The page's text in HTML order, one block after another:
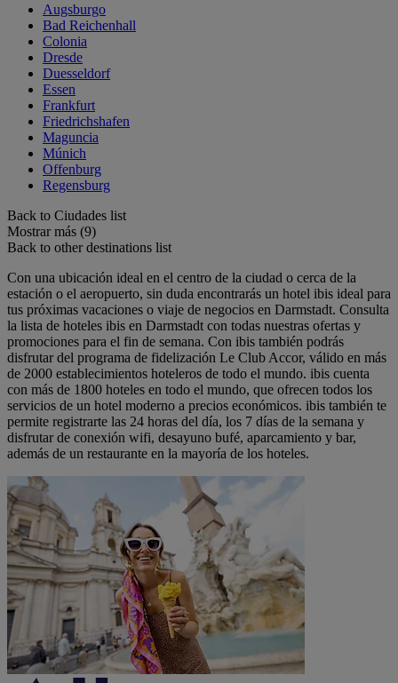
Augsburgo
Bad Reichenhall
Colonia
Dresde
Duesseldorf
Essen
Frankfurt
Friedrichshafen
Maguncia
Múnich
Offenburg
Regensburg
Back to Ciudades list
Mostrar más (9)
Back to other destinations list
Con una ubicación ideal en el centro de la ciudad o cerca de la
estación o el aeropuerto, sin duda encontrarás un hotel ibis ideal para
tus próximas vacaciones o viaje de negocios en Darmstadt. Consulta
la lista de hoteles ibis en Darmstadt con todas nuestras ofertas y
promociones para el fin de semana. Con ibis también podrás
disfrutar del programa de fidelización Le Club Accor, válido en más
de 2000 establecimientos hoteleros de todo el mundo. ibis cuenta
con más de 1800 hoteles en todo el mundo, que ofrecen todos los
servicios de un hotel moderno a precios económicos. ibis también te
permite registrarte las 24 horas del día, los 7 días de la semana y
disfrutar de conexión wifi, desayuno bufé, aparcamiento y bar,
además de un restaurante en la mayoría de los hoteles.